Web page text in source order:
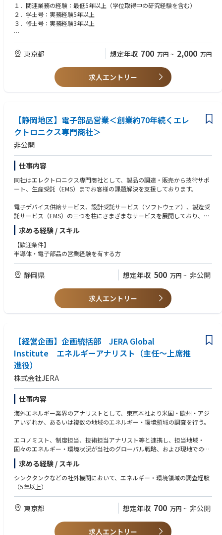
チップ表面の処理技術
３．一次接続（First Level Interconnection）技術
微細なスモールビアの形成
微細バンプ形成のための高度なめっき技術（バッチ式）
４．キャビティ形成技術
キャビティ（くぼみ）のサイズや形状を高精度に制御
１．関連業務の経験：最低5年以上（学位取得中の研究経験を含む）
２．学士号：実務経験5年以上
３．修士号：実務経験3年以上
【尚可】
１．関連分野における博士号以上を有すること
２．EMIB™またはDTC埋め込み技術に関する実務での研究開発経験
３．FCBGAのめっき・回路形成・ラミネーション工程に関する実務経験
４．電気めっきおよび無電解めっきに関する研究経験
５．めっき添加剤、波形設計、薬液開発の経験
東京都 想定年収 700 万円 ~ 2,000 万円
求人エントリー
【静岡地区】電子部品営業＜創業約70年続くエレ
クトロニクス専門商社＞
非公開
仕事内容
同社はエレクトロニクス専門商社として、製品の調達・販売から技術サポ
ート、生産受託（EMS）までお客様の課題解決を支援しております。
電子デバイス供給サービス、設計受託サービス（ソフトウェア）、製造受
託サービス（EMS）の三つを柱にさまざまなサービスを展開しており、設
計受託サービス（ソフトウェア）部門では、国内外のパートナーによる、
ソフトウェア・ハードウェアを含むシステム開発/OS/ミドルウェア等の基
本ソフト、IPからアプリケーションソフト、ラピッドプロトタイピングの
ための評価ボード提供からハード開発等の受託開発を行っています。さら
対応しております。
本ポジションでは、静岡地区の事業立ち上げメンバーとして、主に静岡地
区の顧客向けの電子部品営業をお任せいたします。
求める経験 / スキル
【歓迎条件】
半導体・電子部品の営業経験を有する方
静岡県 想定年収 500 万円 ~ 非公開
求人エントリー
【経営企画】企画統括部 JERA Global
Institute エネルギーアナリスト（主任～上席推
進役）
株式会社JERA
仕事内容
海外エネルギー業界のアナリストとして、東京本社より米国・欧州・アジ
アいずれか、あるいは複数の地域のエネルギー・環境領域の調査を行う。
エコノミスト、制度担当、技術担当アナリスト等と連携し、担当地域・
国々のエネルギー・環境状況が当社のグローバル戦略、および現地での事
業戦略に及ぼす影響を捉え、将来シナリオを策定する。当社の経営層に対
してレポーティングを行い、経営戦略･ビジネスモデル構築へのインプリ
ケーションを抽出し、経営に提言することで、経営層の的確な判断並びに
事業部の事業戦略の実現を支援する。
〇日本、海外（米国・欧州・アジア）のエネルギー・環境領域の調査
・当社のグローバル事業戦略の、および現地での事業戦略のベースとな
る、エネルギー需給等のアウトルックや、発生しうる将来シナリオを、定
性・定量的に策定する
求める経験 / スキル
シンクタンクなどの社外機関において、エネルギー・環境領域の調査経験
（5年以上）
東京都 想定年収 700 万円 ~ 非公開
求人エントリー